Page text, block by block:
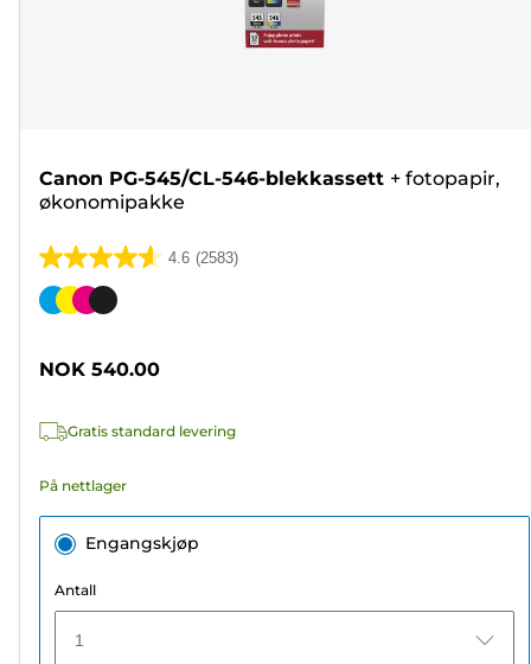
Canon PG-545/CL-546-blekkassett + fotopapir,
økonomipakke
4.6 (2583)
4.6
av
2583
Fargekassett
NOK 540.00
Gratis standard levering
På nettlager
Engangskjøp
Antall
1